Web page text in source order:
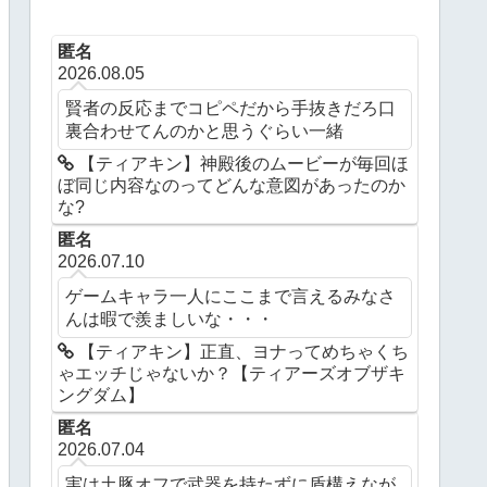
匿名
2026.08.05
賢者の反応までコピペだから手抜きだろ口
裏合わせてんのかと思うぐらい一緒
【ティアキン】神殿後のムービーが毎回ほ
ぼ同じ内容なのってどんな意図があったのか
な?
匿名
2026.07.10
ゲームキャラ一人にここまで言えるみなさ
んは暇で羨ましいな・・・
【ティアキン】正直、ヨナってめちゃくち
ゃエッチじゃないか？【ティアーズオブザキ
ングダム】
匿名
2026.07.04